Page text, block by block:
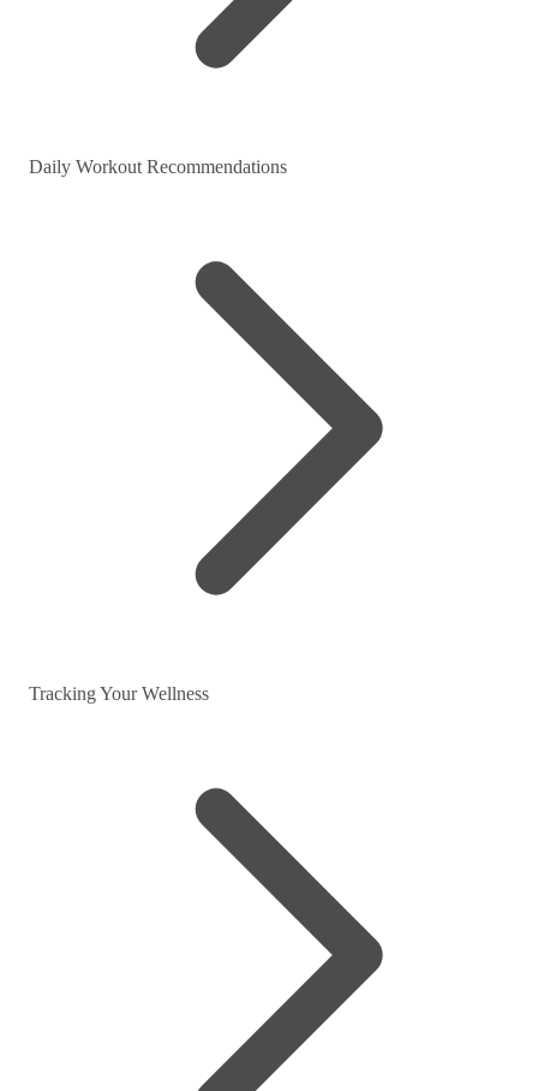
Daily Workout Recommendations
Tracking Your Wellness